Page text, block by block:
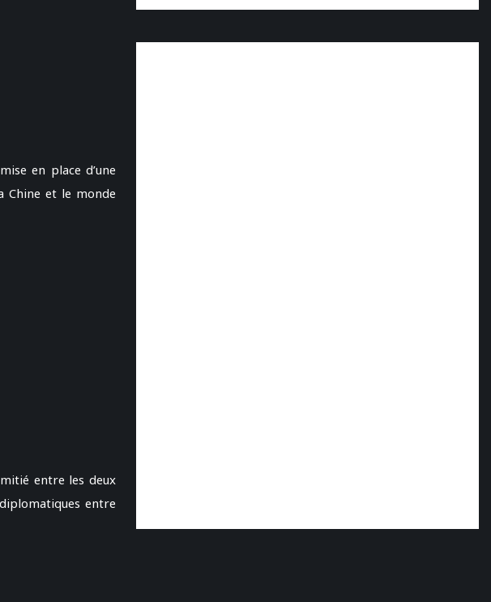
en place d’une
Chine et le monde
entre les deux
entre